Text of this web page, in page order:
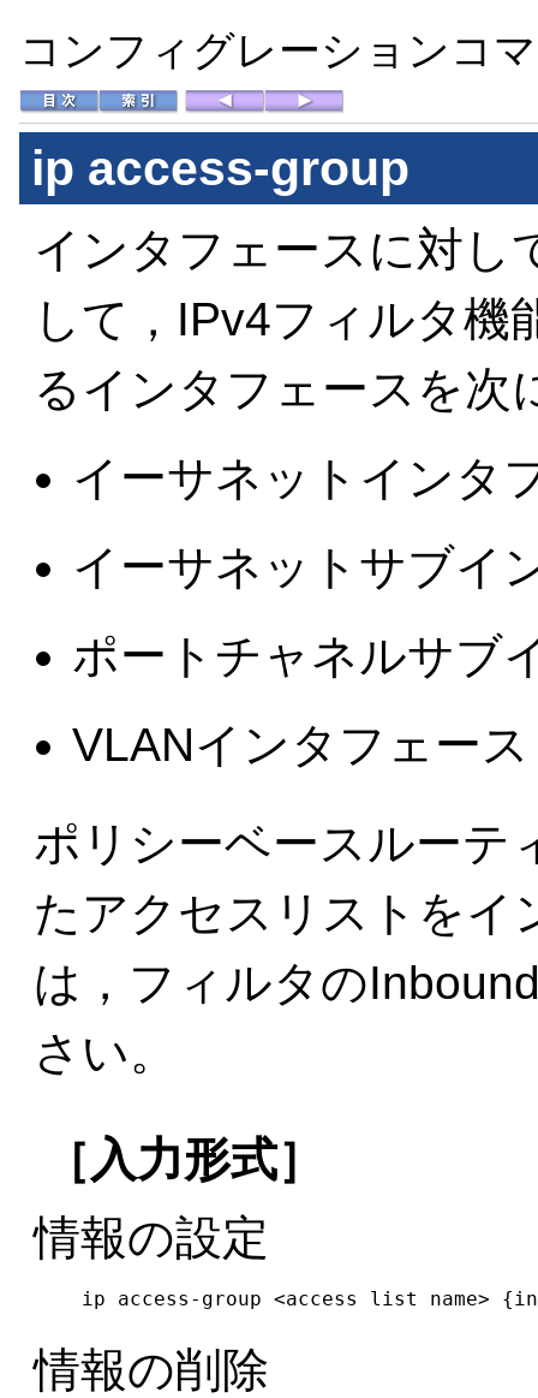
コンフィグレーションコ
ip access-group
インタフェースに対し
して，IPv4フィルタ機
るインタフェースを次
イーサネットインタ
イーサネットサブイ
ポートチャネルサブ
VLANインタフェース
ポリシーベースルーテ
たアクセスリストをイ
は，フィルタの
さい。
［入力形式］
情報の設定
ip access-group <access list
情報の削除